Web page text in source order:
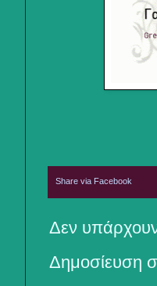
Share via Facebook
Δεν
Δημοσίευση